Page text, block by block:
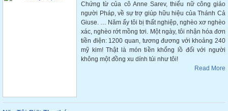
Chứng từ của cô Anne Sarev, thiếu nữ công giáo
người Pháp, về sự trợ giúp hữu hiệu của Thánh Cả
Giuse. … Năm ấy tôi bị thất nghiệp, nghèo xơ nghèo
xác, nghèo rớt mồng tơi. Một ngày, tôi nhận hóa đơn
tiền điện: 1200 quan, tương đương với khoảng 240
mỹ kim! Thật là món tiền khổng lồ đối với người
không một đồng xu dính túi như tôi!
Read More